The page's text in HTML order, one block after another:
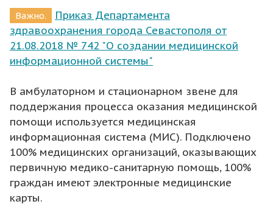
Важно.
Приказ Департамента
здравоохранения города Севастополя от
21.08.2018 № 742 "О создании медицинской
информационной системы"
В амбулаторном и стационарном звене для
поддержания процесса оказания медицинской
помощи используется медицинская
информационная система (МИС). Подключено
100% медицинских организаций, оказывающих
первичную медико-санитарную помощь, 100%
граждан имеют электронные медицинские
карты.